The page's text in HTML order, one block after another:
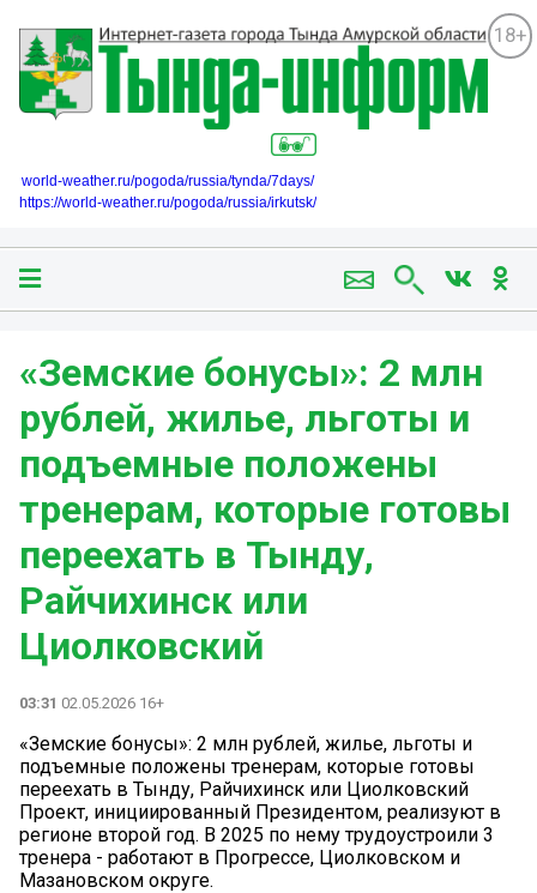
18+
world-weather.ru/pogoda/russia/tynda/7days/
https://world-weather.ru/pogoda/russia/irkutsk/
«Земские бонусы»: 2 млн
рублей, жилье, льготы и
подъемные положены
тренерам, которые готовы
переехать в Тынду,
Райчихинск или
Циолковский
03:31 02.05.2026 16+
«Земские бонусы»: 2 млн рублей, жилье, льготы и
подъемные положены тренерам, которые готовы
переехать в Тынду, Райчихинск или Циолковский
Проект, инициированный Президентом, реализуют в
регионе второй год. В 2025 по нему трудоустроили 3
тренера - работают в Прогрессе, Циолковском и
Мазановском округе.